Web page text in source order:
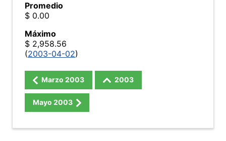
Promedio
$ 0.00
Máximo
$ 2,958.56
(2003-04-02)
Marzo 2003 2003
Mayo 2003